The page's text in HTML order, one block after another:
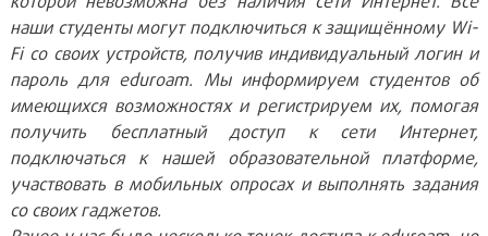
наши студенты могут подключиться к защищённому Wi-
Fi со своих устройств, получив индивидуальный логин и
пароль для eduroam. Мы информируем студентов об
имеющихся возможностях и регистрируем их, помогая
получить бесплатный доступ к сети Интернет,
подключаться к нашей образовательной платформе,
участвовать в мобильных опросах и выполнять задания
со своих гаджетов.